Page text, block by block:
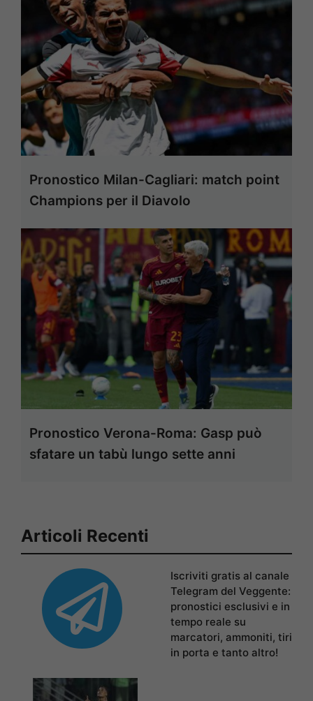
Pronostico Milan-Cagliari: match point
Champions per il Diavolo
Pronostico Verona-Roma: Gasp può
sfatare un tabù lungo sette anni
Articoli Recenti
Iscriviti gratis al canale
Telegram del Veggente:
pronostici esclusivi e in
tempo reale su
marcatori, ammoniti, tiri
in porta e tanto altro!